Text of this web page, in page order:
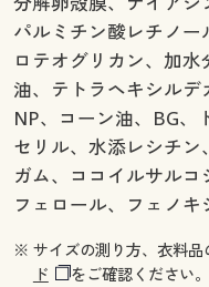
パルミチン酸レチノ
ロテオグリカン、加
油、テトラヘキシル
NP、コーン油、BG、
セリル、水添レシチ
ガム、ココイルサル
フェロール、フェノキ
※ サイズの測り方、衣料品
ド
をご確認ください。